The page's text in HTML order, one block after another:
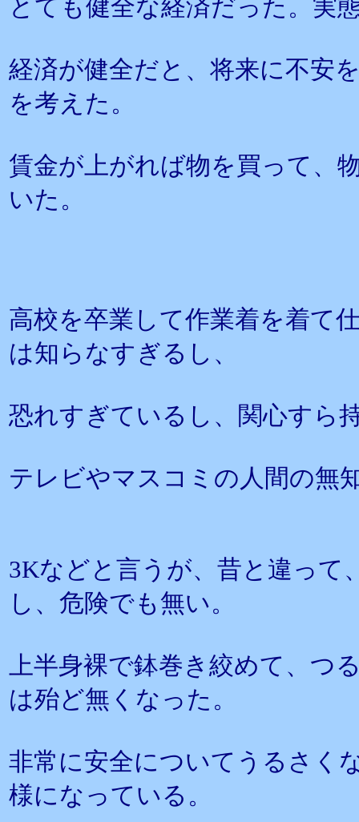
とても健全な経済だった。実
経済が健全だと、将来に不安
を考えた。
賃金が上がれば物を買って、
いた。
高校を卒業して作業着を着て
は知らなすぎるし、
恐れすぎているし、関心すら
テレビやマスコミの人間の無
3Kなどと言うが、昔と違って
し、危険でも無い。
上半身裸で鉢巻き絞めて、つ
は殆ど無くなった。
非常に安全についてうるさく
様になっている。